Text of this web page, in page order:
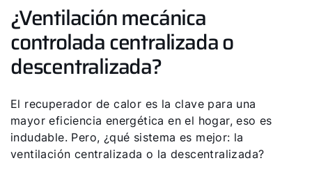
¿Ventilación mecánica
controlada centralizada o
descentralizada?
El recuperador de calor es la clave para una
mayor eficiencia energética en el hogar, eso es
indudable. Pero, ¿qué sistema es mejor: la
ventilación centralizada o la descentralizada?
¡Hola!
¿Cómo podemos ayudarte?
Contacto de servicio